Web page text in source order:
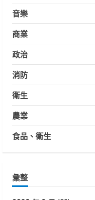
音樂
商業
政治
消防
衛生
農業
食品、衛生
彙整